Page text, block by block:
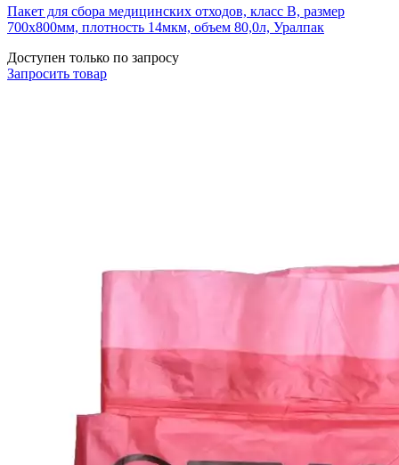
Пакет для сбора медицинских отходов, класс В, размер
700х800мм, плотность 14мкм, объем 80,0л, Уралпак
Доступен только по запросу
Запросить товар